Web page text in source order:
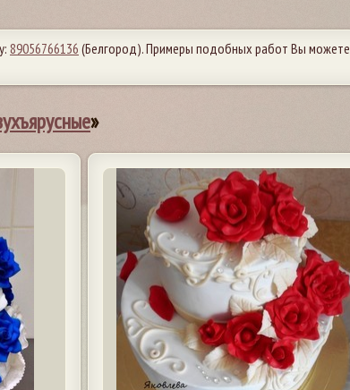
89056766136 (Белгород). Примеры подобных работ Вы можете
»